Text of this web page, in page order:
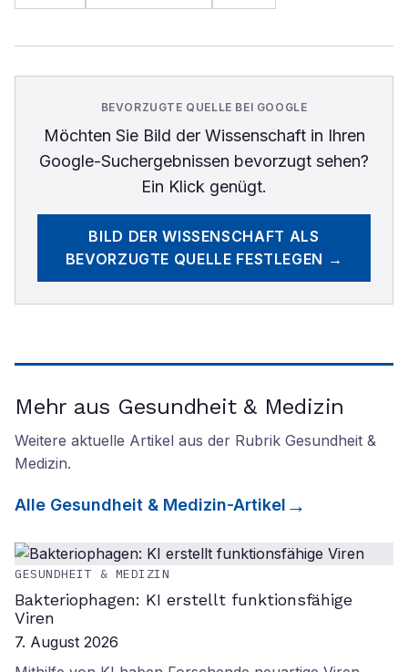
BEVORZUGTE QUELLE BEI GOOGLE
Möchten Sie Bild der Wissenschaftin Ihren
Google-Suchergebnissen bevorzugt sehen?
Ein Klick genügt.
BILD DER WISSENSCHAFT ALS
BEVORZUGTE QUELLE FESTLEGEN →
Mehr aus Gesundheit & Medizin
Weitere aktuelle Artikel aus der Rubrik Gesundheit &
Medizin.
Alle Gesundheit & Medizin-Artikel
GESUNDHEIT & MEDIZIN
Bakteriophagen: KI erstellt funktionsfähige
Viren
7. August 2026